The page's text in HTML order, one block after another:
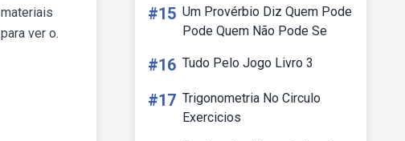
ver o.
#15 Um Provérbio Diz Quem Pode
Pode Quem Não Pode Se
#16 Tudo Pelo Jogo Livro 3
#17 Trigonometria No Circulo
Exercicios